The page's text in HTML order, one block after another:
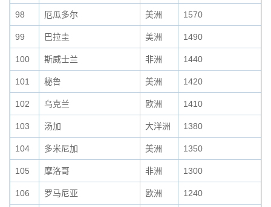
98 厄瓜多尔 美洲 1570
99 巴拉圭 美洲 1490
100 斯威士兰 非洲 1440
101 秘鲁 美洲 1420
102 乌克兰 欧洲 1410
103 汤加 大洋洲 1380
104 多米尼加 美洲 1350
105 摩洛哥 非洲 1300
106 罗马尼亚 欧洲 1240